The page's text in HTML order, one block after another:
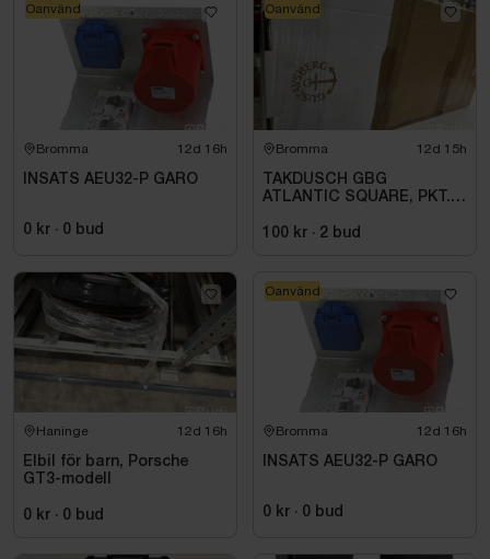
Bromma 12d 16h
INSATS AEU32-P GARO
0 kr · 0 bud
Oanvänd
Bromma 12d 15h
TAKDUSCH GBG
ATLANTIC SQUARE, PKT.
KROM
100 kr · 2 bud
Oanvänd
Haninge 12d 16h
Elbil för barn, Porsche
GT3-modell
0 kr · 0 bud
Bromma 12d 16h
INSATS AEU32-P GARO
0 kr · 0 bud
Oanvänd